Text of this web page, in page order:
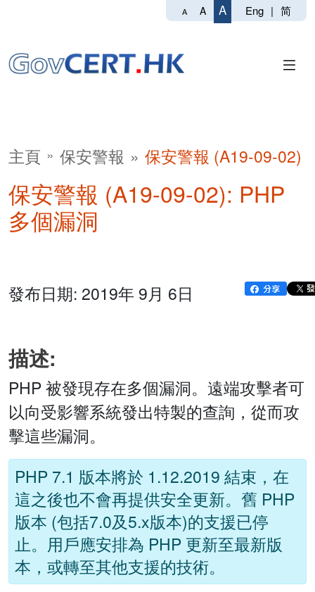
A A A Eng | 简
主頁 保安警報 保安警報 (A19-09-02)
保安警報 (A19-09-02): PHP
多個漏洞
發布日期: 2019年 9月 6日
描述:
PHP 被發現存在多個漏洞。遠端攻擊者可
以向受影響系統發出特製的查詢，從而攻
擊這些漏洞。
PHP 7.1 版本將於 1.12.2019 結束，在
這之後也不會再提供安全更新。舊 PHP
版本 (包括7.0及5.x版本)的支援已停
止。用戶應安排為 PHP 更新至最新版
本，或轉至其他支援的技術。